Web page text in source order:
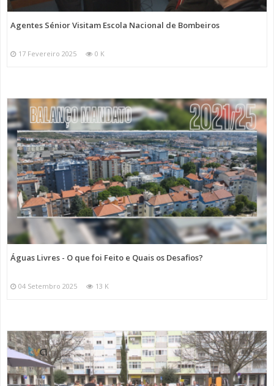
Agentes Sénior Visitam Escola Nacional de Bombeiros
17 Fevereiro 2025 0 K
Águas Livres - O que foi Feito e Quais os Desafios?
04 Setembro 2025 13 K